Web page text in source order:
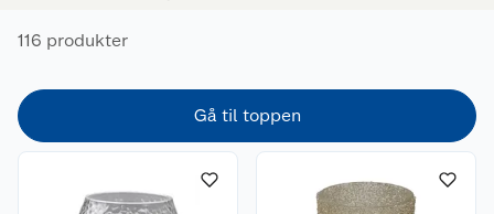
116 produkter
Gå til toppen